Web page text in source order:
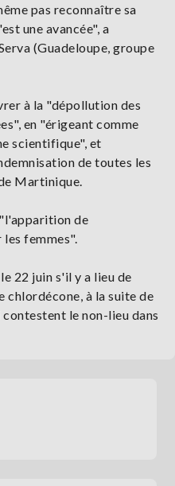
pas reconnaître sa
une avancée", a
(Guadeloupe, groupe
à la "dépollution des
en "érigeant comme
scientifique", et
de toutes les
Martinique.
de
femmes".
22 juin s'il y a lieu de
chlordécone, à la suite de
le non-lieu dans